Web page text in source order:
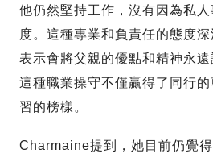
他仍然堅持工作，沒有因為私
度。這種專業和負責任的態度
表示會將父親的優點和精神永
這種職業操守不僅贏得了同行
習的榜樣。
Charmaine提到，她目前仍覺